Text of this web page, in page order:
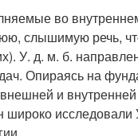
во
слышимую речь,
У. д. м. б.
Опираясь на
и
исследовали